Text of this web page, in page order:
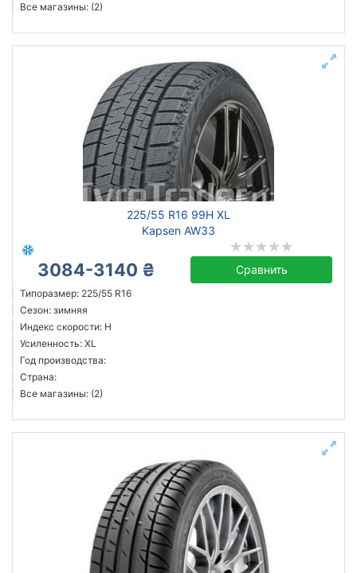
Все магазины: (2)
225/55 R16 99H XL
Kapsen AW33
3084-3140 ₴ Сравнить
Типоразмер: 225/55 R16
Сезон: зимняя
Индекс скорости: H
Усиленность: XL
Год производства:
Страна:
Все магазины: (2)